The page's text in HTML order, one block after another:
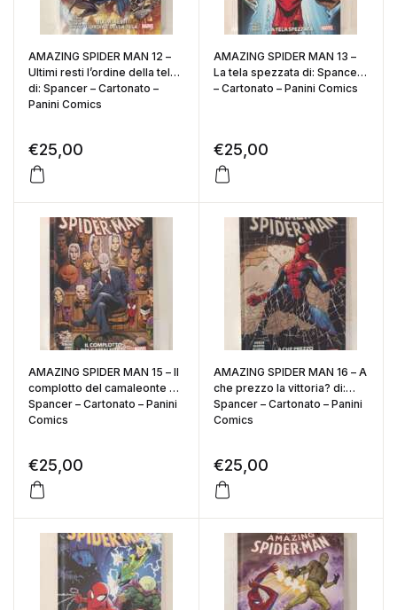
AMAZING SPIDER MAN 12 –
Ultimi resti l’ordine della tela
di: Spancer – Cartonato –
Panini Comics
€25,00
AMAZING SPIDER MAN 13 –
La tela spezzata di: Spancer
– Cartonato – Panini Comics
€25,00
AMAZING SPIDER MAN 15 – Il
complotto del camaleonte di:
Spancer – Cartonato – Panini
Comics
€25,00
AMAZING SPIDER MAN 16 – A
che prezzo la vittoria? di:
Spancer – Cartonato – Panini
Comics
€25,00